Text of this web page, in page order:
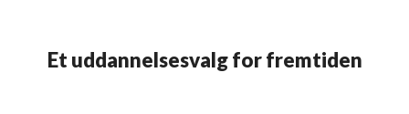
Et uddannelsesvalg for fremtiden